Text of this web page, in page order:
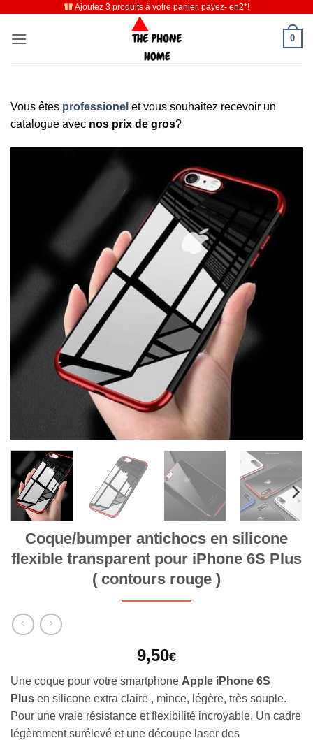
contenu
Ajoutez 3 produits à votre panier, payez- en2*!
0
Vous êtes professionel et vous souhaitez recevoir un
catalogue avec nos prix de gros?
Coque/bumper antichocs en silicone
flexible transparent pour iPhone 6S Plus
( contours rouge )
9,50€
Une coque pour votre smartphone Apple iPhone 6S
Plus en silicone extra claire , mince, légère, très souple.
Pour une vraie résistance et flexibilité incroyable. Un cadre
légèrement surélevé et une découpe laser des